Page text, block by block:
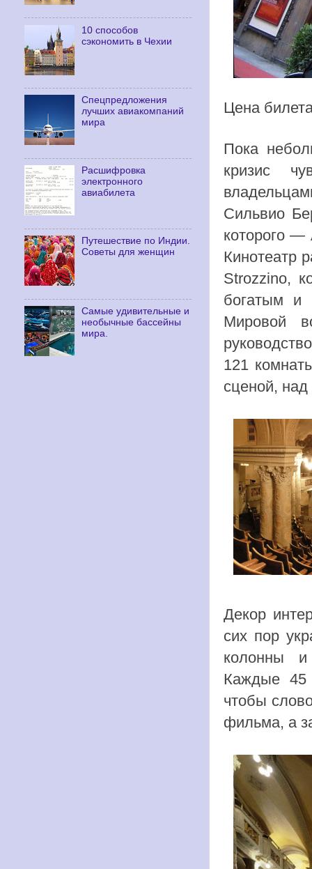
Цена
Пока
кризис
Сильвио
которого —
Кинотеатр
Strozzino,
богатым и
Мировой
121
сценой,
Декор
сих пор
колонны и
Каждые 45
чтобы
фильма, а
10 способов
сэкономить в Чехии
Cпецпредложения
лучших авиакомпаний
мира
Расшифровка
электронного
авиабилета
Путешествие по Индии.
Советы для женщин
Самые удивительные и
необычные бассейны
мира.